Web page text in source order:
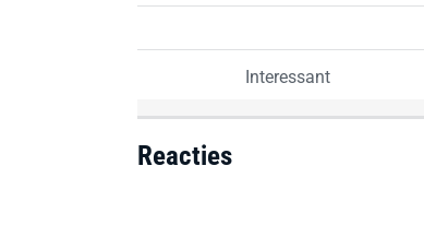
Interessant
Reacties